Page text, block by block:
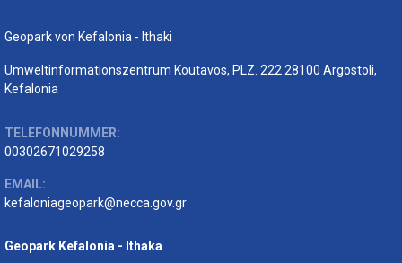
Geopark von Kefalonia - Ithaki
Umweltinformationszentrum Koutavos, PLZ. 222 28100 Argostoli,
Kefalonia
TELEFONNUMMER:
00302671029258
EMAIL:
kefaloniageopark@necca.gov.gr
Geopark Kefalonia - Ithaka